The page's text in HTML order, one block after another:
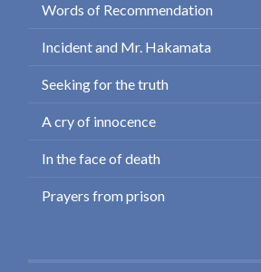
Words of Recommendation
Incident and Mr. Hakamata
Seeking for the truth
A cry of innocence
In the face of death
Prayers from prison